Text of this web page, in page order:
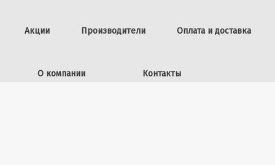
Акции Производители Оплата и доставка
О компании Контакты